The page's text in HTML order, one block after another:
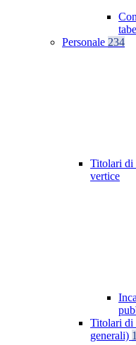
Personale 234
Titolari di
vertice
Titolari di
generali)